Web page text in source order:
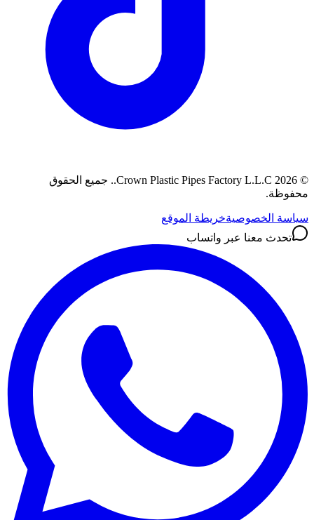
©
2026
Crown Plastic Pipes Factory L.L.C.
. جميع الحقوق
محفوظة.
سياسة الخصوصيةخريطة الموقع
تحدث معنا عبر واتساب